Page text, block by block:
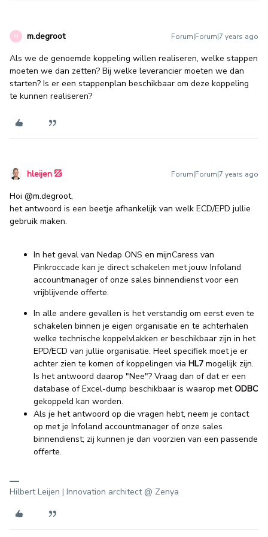
M m.degroot Forum|Forum|7 years ago
Als we de genoemde koppeling willen realiseren, welke stappen
moeten we dan zetten? Bij welke leverancier moeten we dan
starten? Is er een stappenplan beschikbaar om deze koppeling
te kunnen realiseren?
hleijen Forum|Forum|7 years ago
Hoi @m.degroot,
het antwoord is een beetje afhankelijk van welk ECD/EPD jullie
gebruik maken.
In het geval van Nedap ONS en mijnCaress van
Pinkroccade kan je direct schakelen met jouw Infoland
accountmanager of onze sales binnendienst voor een
vrijblijvende offerte.
In alle andere gevallen is het verstandig om eerst even te
schakelen binnen je eigen organisatie en te achterhalen
welke technische koppelvlakken er beschikbaar zijn in het
EPD/ECD van jullie organisatie. Heel specifiek moet je er
achter zien te komen of koppelingen via HL7 mogelijk zijn.
Is het antwoord daarop "Nee"? Vraag dan of dat er een
database of Excel-dump beschikbaar is waarop metODBC
gekoppeld kan worden.
Als je het antwoord op die vragen hebt, neem je contact
op met je Infoland accountmanager of onze sales
binnendienst; zij kunnen je dan voorzien van een passende
offerte.
Hilbert Leijen | Innovation architect @ Zenya